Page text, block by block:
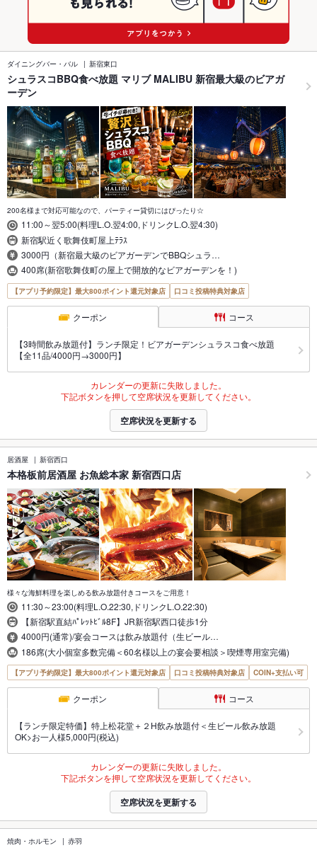
ダイニングバー・バル 新宿東口
シュラスコBBQ食べ放題 マリブ MALIBU 新宿最大級のビアガ
ーデン
200名様まで対応可能なので、パーティー貸切にはぴったり☆
11:00～翌5:00(料理L.O.翌4:00,ドリンクL.O.翌4:30)
新宿駅近く歌舞伎町屋上ﾃﾗｽ
3000円（新宿最大級のビアガーデンでBBQシュラ…
400席(新宿歌舞伎町の屋上で開放的なビアガーデンを！)
【アプリ予約限定】最大800ポイント還元対象店 口コミ投稿特典対象店
クーポン コース
【3時間飲み放題付】ランチ限定！ビアガーデンシュラスコ食べ放題
【全11品/4000円→3000円】
カレンダーの更新に失敗しました。
下記ボタンを押して空席状況を更新してください。
空席状況を更新する
居酒屋 新宿西口
本格板前居酒屋 お魚総本家 新宿西口店
様々な海鮮料理を楽しめる飲み放題付きコースをご用意！
11:30～23:00(料理L.O.22:30,ドリンクL.O.22:30)
【新宿駅直結ﾊﾟﾚｯﾄﾋﾞﾙ8F】JR新宿駅西口徒歩1分
4000円(通常)/宴会コースは飲み放題付（生ビール…
186席(大小個室多数完備＜60名様以上の宴会要相談＞喫煙専用室完備)
【アプリ予約限定】最大800ポイント還元対象店 口コミ投稿特典対象店 COIN+支払い可
クーポン コース
【ランチ限定特価】特上松花堂＋２H飲み放題付＜生ビール飲み放題
OK>お一人様5,000円(税込)
カレンダーの更新に失敗しました。
下記ボタンを押して空席状況を更新してください。
空席状況を更新する
焼肉・ホルモン 赤羽